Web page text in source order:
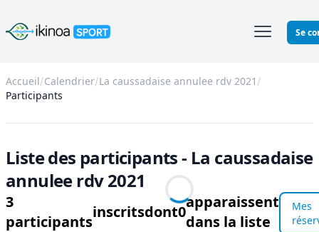
Ikinoa Sport Se
Accueil Calendrier La caussadaise annulee rdv 2021
Participants
Liste des participants - La caussadaise
annulee rdv 2021
3
participants
inscritsdont0
apparaissent
dans la liste
Mes